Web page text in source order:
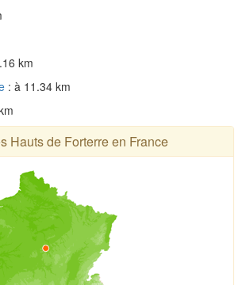
km
: à 11.34 km
Hauts de Forterre en France